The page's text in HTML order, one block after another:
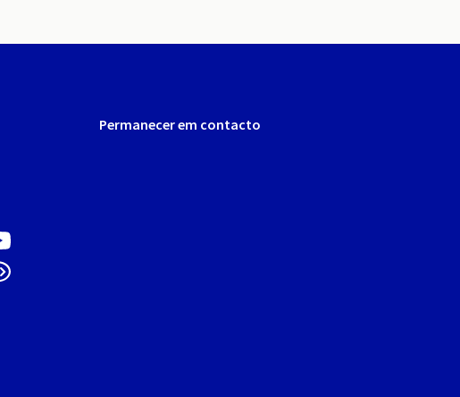
Permanecer em contacto